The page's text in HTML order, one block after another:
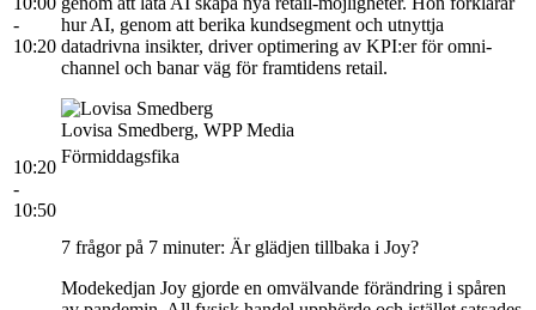
-
10:20
hur AI, genom att berika kundsegment och utnyttja
datadrivna insikter, driver optimering av KPI:er för omni-
channel och banar väg för framtidens retail.
Lovisa Smedberg, WPP Media
10:20
-
10:50
Förmiddagsfika
7 frågor på 7 minuter: Är glädjen tillbaka i Joy?
Modekedjan Joy gjorde en omvälvande förändring i spåren